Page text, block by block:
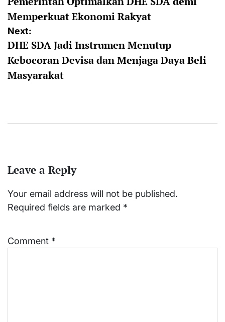
navigation
Memperkuat Ekonomi Rakyat
Next:
DHE SDA Jadi Instrumen Menutup
Kebocoran Devisa dan Menjaga Daya Beli
Masyarakat
Leave a Reply
Your email address will not be published.
Required fields are marked *
Comment *